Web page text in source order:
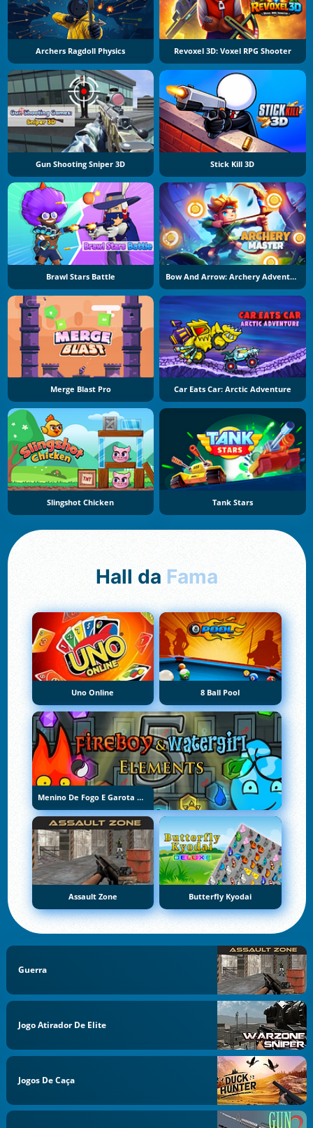
Archers Ragdoll Physics Revoxel 3D: Voxel RPG Shooter
Gun Shooting Sniper 3D Stick Kill 3D
Brawl Stars Battle Bow And Arrow: Archery Adventure
Merge Blast Pro Car Eats Car: Arctic Adventure
Slingshot Chicken Tank Stars
Hall da Fama
Uno Online 8 Ball Pool
Menino De Fogo E Garota De Água 5: Elementos
Assault Zone Butterfly Kyodai
Guerra
Jogo Atirador De Elite
Jogos De Caça